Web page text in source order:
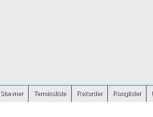
Stævner Terminsliste Rekorder Ranglister